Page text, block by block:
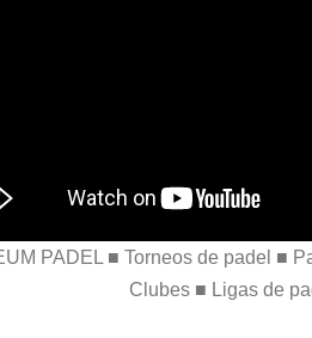
PADEL ■ Torneos de padel ■
Clubes ■ Ligas de